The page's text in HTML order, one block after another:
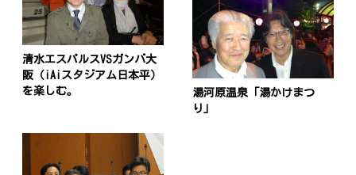
清水エスパルスVSガンバ大
阪（iAiスタジアム日本平）
を楽しむ。
湯河原温泉「湯かけまつ
り」